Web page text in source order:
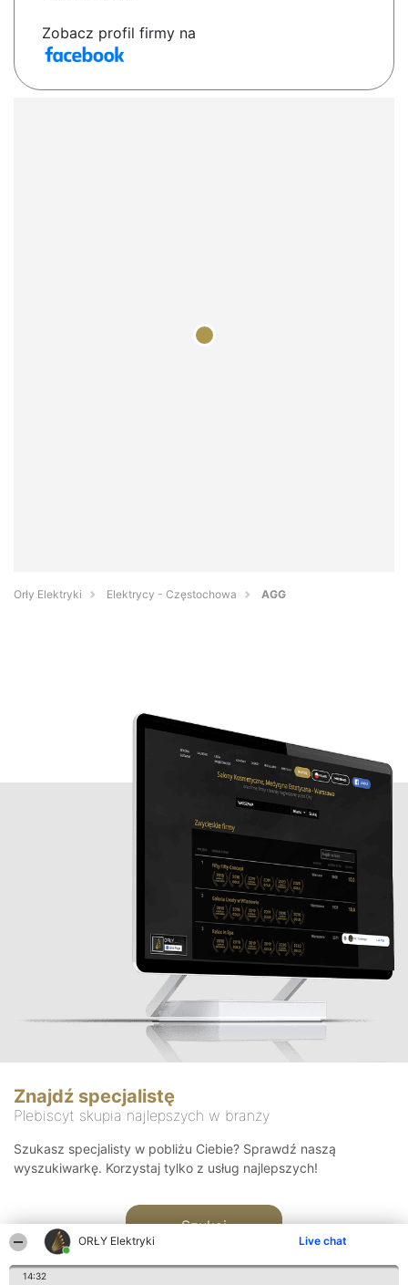
ORŁY Elektryki Live chat
14:32
Zobacz profil firmy na
Orły Elektryki Elektrycy - Częstochowa AGG
Znajdź specjalistę
Plebiscyt skupia najlepszych w branży
Szukasz specjalisty w pobliżu Ciebie? Sprawdź naszą
wyszukiwarkę. Korzystaj tylko z usług najlepszych!
Szukaj